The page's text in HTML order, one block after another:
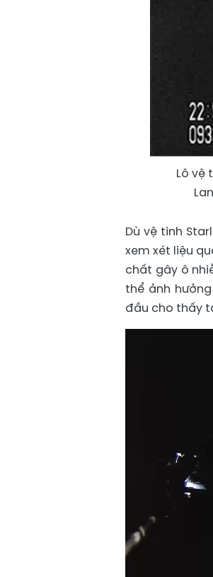
Lô vệ
Dù vệ tinh
xem xét liệu
chất gây ô
thể ảnh
đầu cho thấy